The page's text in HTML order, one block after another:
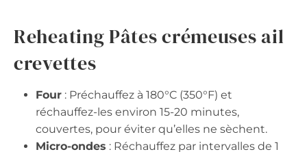
Reheating Pâtes crémeuses ail
crevettes
Four : Préchauffez à 180°C (350°F) et
réchauffez-les environ 15-20 minutes,
couvertes, pour éviter qu’elles ne sèchent.
Micro-ondes : Réchauffez par intervalles de 1